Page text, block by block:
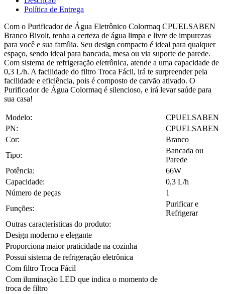
Política de Entrega
Com o Purificador de Água Eletrônico Colormaq CPUELSABEN
Branco Bivolt, tenha a certeza de água limpa e livre de impurezas
para você e sua família. Seu design compacto é ideal para qualquer
espaço, sendo ideal para bancada, mesa ou via suporte de parede.
Com sistema de refrigeração eletrônica, atende a uma capacidade de
0,3 L/h. A facilidade do filtro Troca Fácil, irá te surpreender pela
facilidade e eficiência, pois é composto de carvão ativado. O
Purificador de Água Colormaq é silencioso, e irá levar saúde para
sua casa!
Modelo:
CPUELSABEN
PN:
CPUELSABEN
Cor:
Branco
Tipo:
Bancada ou
Parede
Potência:
66W
Capacidade:
0,3 L/h
Número de peças
1
Funções:
Purificar e
Refrigerar
Outras características do produto:
Design moderno e elegante
Proporciona maior praticidade na cozinha
Possui sistema de refrigeração eletrônica
Com filtro Troca Fácil
Com iluminação LED que indica o momento de
troca de filtro